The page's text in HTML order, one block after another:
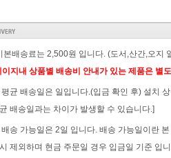
본배송료는 2,500원 입니다. (도서,산간,오
지내 상품별 배송비 안내가 있는 제품은 별
균 배송일은 일입니다.(입금 확인 후) 설치
배송일과는 차이가 발생할 수 있습니다.]
송 가능일은 2일 입니다. 배송 가능일이란
제외하며 현금 주문일 경우 입금일 기준 입